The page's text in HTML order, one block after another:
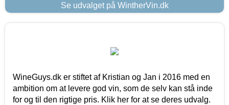
Se udvalget på WintherVin.dk
WineGuys.dk er stiftet af Kristian og Jan i 2016 med en
ambition om at levere god vin, som de selv kan stå inde
for og til den rigtige pris. Klik her for at se deres udvalg.